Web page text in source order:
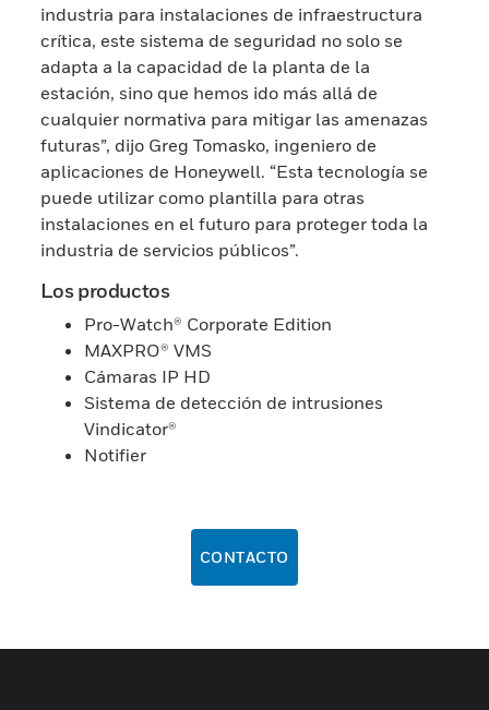
industria para instalaciones de infraestructura
crítica, este sistema de seguridad no solo se
adapta a la capacidad de la planta de la
estación, sino que hemos ido más allá de
cualquier normativa para mitigar las amenazas
futuras”, dijo Greg Tomasko, ingeniero de
aplicaciones de Honeywell. “Esta tecnología se
puede utilizar como plantilla para otras
instalaciones en el futuro para proteger toda la
industria de servicios públicos”.
Los productos
Pro-Watch® Corporate Edition
MAXPRO® VMS
Cámaras IP HD
Sistema de detección de intrusiones
Vindicator®
Notifier
CONTACTO